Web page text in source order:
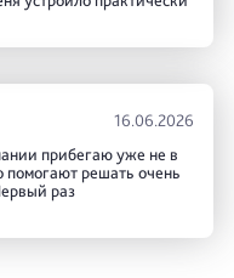
16.06.2026
прибегаю уже не в
помогают решать очень
раз